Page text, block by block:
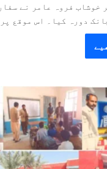
خوشاب فروہ عامر نے
دورہ کیا۔ اس موقع